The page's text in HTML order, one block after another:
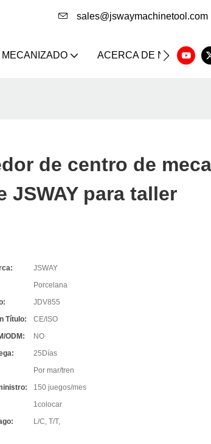
sales@jswaymachinetool.com
ACERCA DE
de centro de
JSWAY para taller
JSWAY
Porcelana
JDV855
Título:
CE/ISO
ODM:
NO
25Días
Por mar/tren
150 juegos/mes
1colocar
L/C, T/T,